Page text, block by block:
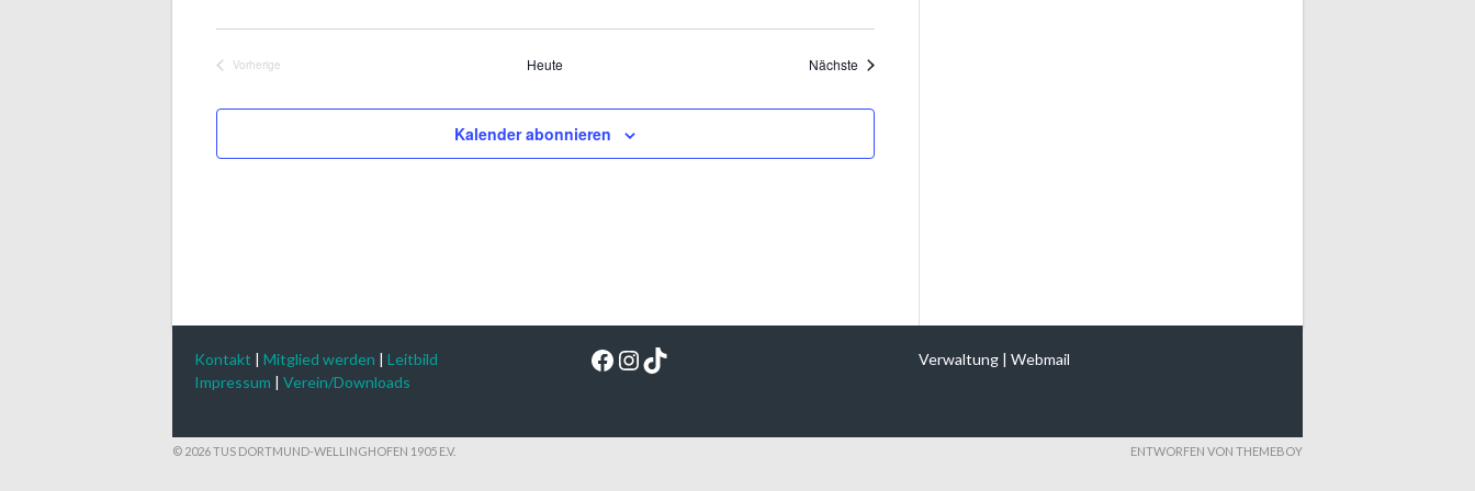
Vorherige
Heute Nächste Veranstaltungen
Kalender abonnieren
Kontakt | Mitglied werden | Leitbild
Impressum | Verein/Downloads
Facebook
Instagram
TikTok Verwaltung| Webmail
© 2026 TUS DORTMUND-WELLINGHOFEN 1905 E.V. ENTWORFEN VON THEMEBOY